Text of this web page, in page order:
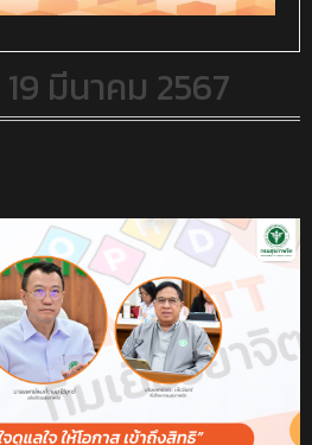
มีนาคม 2567